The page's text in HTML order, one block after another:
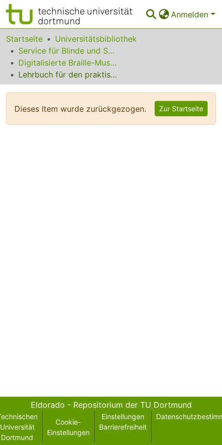
Anmelden
Bereiche & Sammlungen
Das gesamte Repositorium
Statistiken
Startseite
Universitätsbibliothek
Service für Blinde und Sehbehinderte
Digitalisierte Braille-Musik-Matrizen des VzfB
Lehrbuch für den praktischen Klavierbau
Dieses Item wurde zurückgezogen. Zur Startseite
Eldorado - Repositorium der TU Dortmund
Universität
Dortmund
Cookie-
Einstellungen
Einstellungen
Barrierefreiheit